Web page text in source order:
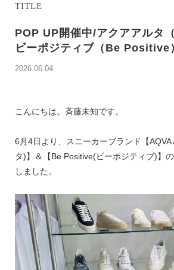
TITLE
POP UP開催中/アクアアルタ
ビーポジティブ（Be Positive
2026.06.04
こんにちは。斉藤未知です。
6月4日より、スニーカーブランド【AQVA
タ)】＆【Be Positive(ビーポジティブ)】
しました。